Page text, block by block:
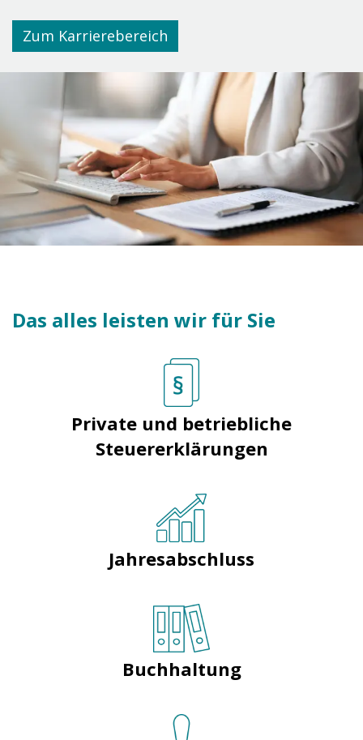
Zum Karrierebereich
Das alles leisten wir für Sie
Private und betriebliche
Steuererklärungen
Jahresabschluss
Buchhaltung